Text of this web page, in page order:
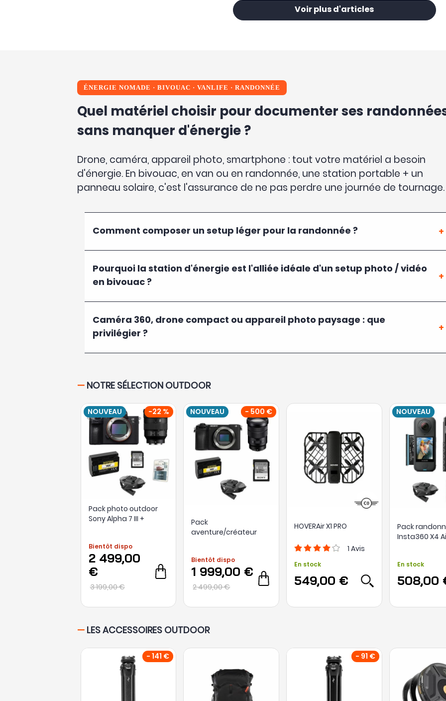
Voir plus d'articles
ÉNERGIE NOMADE · BIVOUAC · VANLIFE · RANDONNÉE
Quel matériel choisir pour documenter ses
sans manquer d'énergie ?
Drone, caméra, appareil photo, smartphone : tout votre matériel a besoin
d'énergie. En bivouac, en van ou en randonnée, une station portable + un
panneau solaire, c'est l'assurance de ne pas perdre une journée de tournage.
Comment composer un setup léger pour la randonnée ?
Pourquoi la station d'énergie est l'alliée idéale d'un setup photo / vidéo
en bivouac ?
Caméra 360, drone compact ou appareil photo paysage : que
privilégier ?
—NOTRE SÉLECTION OUTDOOR
NOUVEAU -22 %
Pack photo outdoor
Sony Alpha 7 III +
extension de garantie
+ fixation sac à dos +
batterie
Bientôt dispo
2 499,00
€
3 199,00 €
NOUVEAU - 500 €
Pack
aventure/créateur
carte SD 64Go +
fixation sac à dos +
Bientôt dispo
1 999,00 €
2 499,00 €
HOVERAir X1 PRO
1 Avis
En stock
549,00 €
NOUVEAU
Pack
Insta360 X4
+ fixation
En stock
508,00
—LES ACCESSOIRES OUTDOOR
- 141 € - 91 €